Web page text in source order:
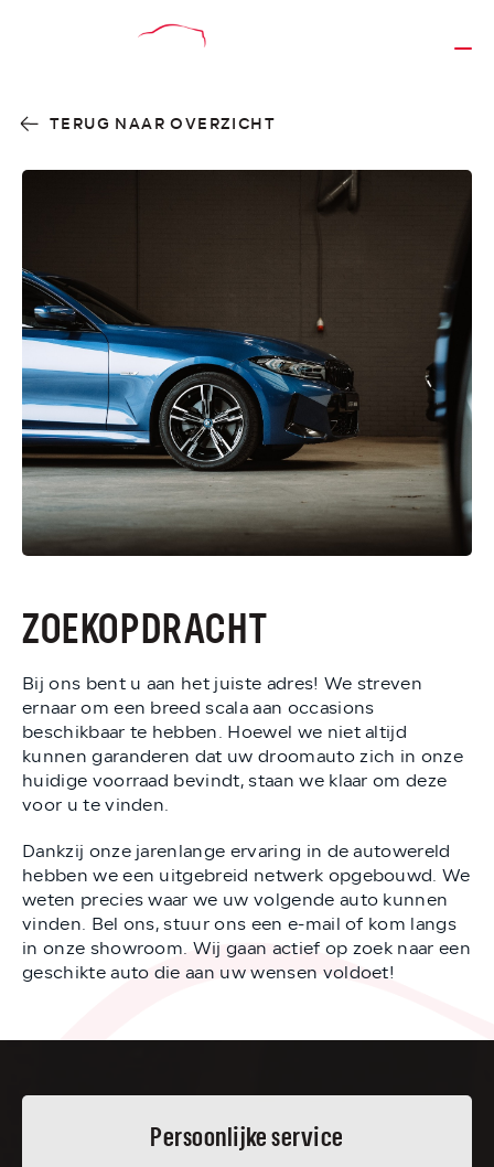
TERUG NAAR OVERZICHT
ZOEKOPDRACHT
Bij ons bent u aan het juiste adres! We streven
ernaar om een breed scala aan occasions
beschikbaar te hebben. Hoewel we niet altijd
kunnen garanderen dat uw droomauto zich in onze
huidige voorraad bevindt, staan we klaar om deze
voor u te vinden.
Dankzij onze jarenlange ervaring in de autowereld
hebben we een uitgebreid netwerk opgebouwd. We
weten precies waar we uw volgende auto kunnen
vinden. Bel ons, stuur ons een e-mail of kom langs
in onze showroom. Wij gaan actief op zoek naar een
geschikte auto die aan uw wensen voldoet!
Persoonlijke service